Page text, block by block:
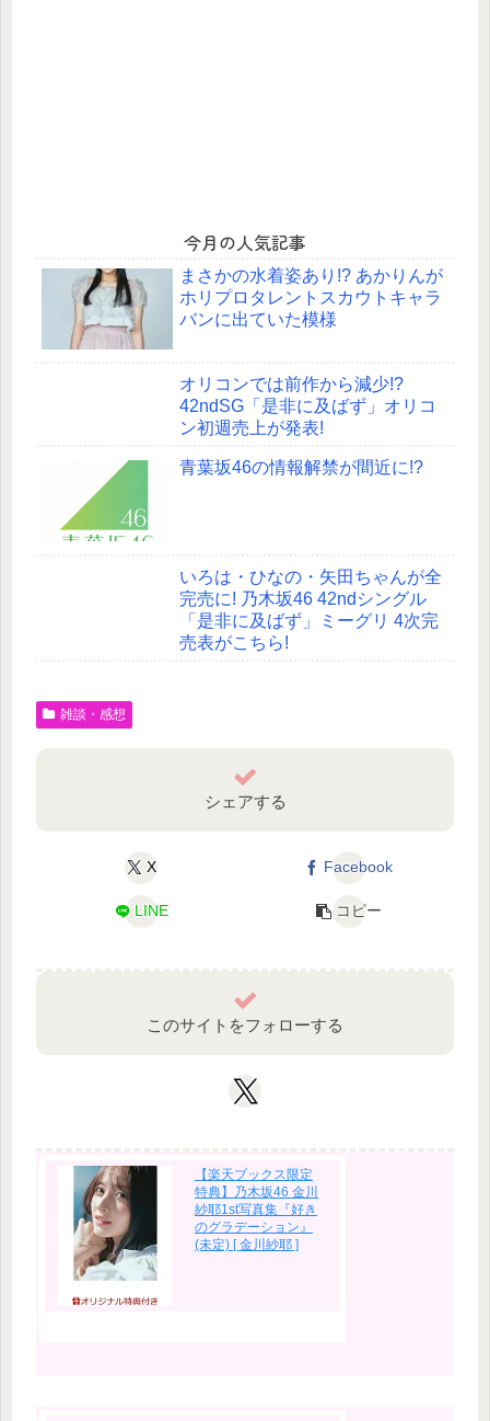
今月の人気記事
まさかの水着姿あり!? あかりんが
ホリプロタレントスカウトキャラ
バンに出ていた模様
オリコンでは前作から減少!?
42ndSG「是非に及ばず」オリコ
ン初週売上が発表!
青葉坂46の情報解禁が間近に!?
いろは・ひなの・矢田ちゃんが全
完売に! 乃木坂46 42ndシングル
「是非に及ばず」ミーグリ 4次完
売表がこちら!
雑談・感想
シェアする
X Facebook
LINE コピー
このサイトをフォローする
【楽天ブックス限定
特典】乃木坂46 金川
紗耶1st写真集『好き
のグラデーション』
(未定) [ 金川紗耶 ]